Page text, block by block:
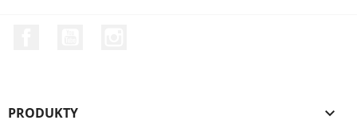
PRODUKTY 